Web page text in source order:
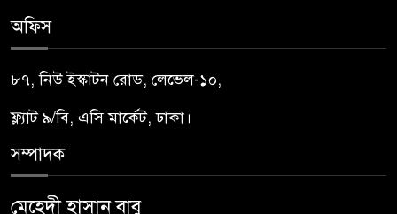
অফিস
৮৭, নিউ ইস্কাটন রোড, লেভেল-১০,
ফ্ল্যাট ৯/বি, এসি মার্কেট, ঢাকা।
সম্পাদক
মেহেদী হাসান বাবু